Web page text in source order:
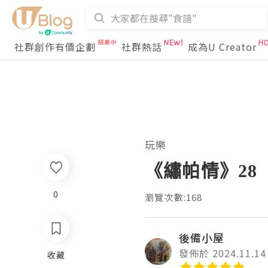
社群創作有價企劃 社群熱話 成為U Creator
玩樂
《繡帕情》28
瀏覽次數:168
後備小屋
發佈於 2024.11.14
0
收藏